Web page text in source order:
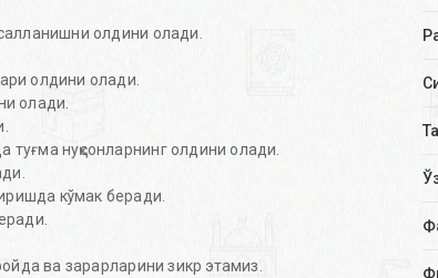
олдини олади.
олдини олади.
олади.
нуқсонларнинг олдини олади.
кўмак беради.
ва зарарларини зикр этамиз.